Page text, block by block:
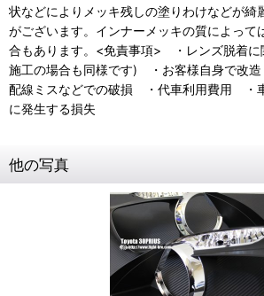
状などによりメッキ残しの塗りわけなどが綺
がございます。インナーメッキの質によって
合もあります。<免責事項> ・レンズ脱着に
施工の場合も同様です) ・お客様自身で改造
配線ミスなどでの破損 ・代車利用費用 ・
に発生する損失
他の写真